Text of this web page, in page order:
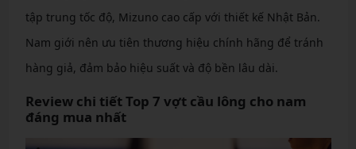
tập trung tốc độ, Mizuno cao cấp với thiết kế Nhật Bản.
Nam giới nên ưu tiên thương hiệu chính hãng để tránh
hàng giả, đảm bảo hiệu suất và độ bền lâu dài.
Review chi tiết Top 7 vợt cầu lông cho nam
đáng mua nhất